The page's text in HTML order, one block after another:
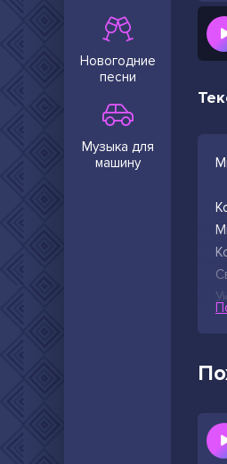
Новогодние
песни
Музыка для
машину
Я